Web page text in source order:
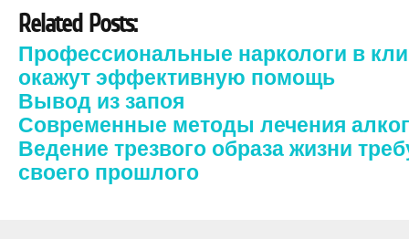
Related Posts:
Профессиональные наркологи в
окажут эффективную помощь
Вывод из запоя
Современные методы лечения
Ведение трезвого образа жизни
своего прошлого